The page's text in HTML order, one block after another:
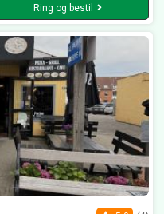
Ring og bestil